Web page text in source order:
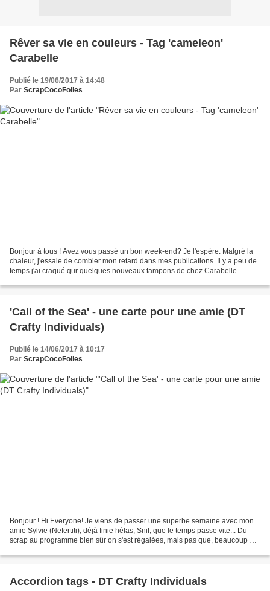
Rêver sa vie en couleurs - Tag 'cameleon'
Carabelle
Publié le 19/06/2017 à 14:48
Par ScrapCocoFolies
Bonjour à tous ! Avez vous passé un bon week-end? Je l'espère. Malgré la
chaleur, j'essaie de combler mon retard dans mes publications. Il y a peu de
temps j'ai craqué qur quelques nouveaux tampons de chez Carabelle
'Call of the Sea' - une carte pour une amie (DT
Crafty Individuals)
Publié le 14/06/2017 à 10:17
Par ScrapCocoFolies
Bonjour ! Hi Everyone! Je viens de passer une superbe semaine avec mon
amie Sylvie (Nefertiti), déjà finie hélas, Snif, que le temps passe vite... Du
scrap au programme bien sûr on s'est régalées, mais pas que, beaucoup de
Accordion tags - DT Crafty Individuals